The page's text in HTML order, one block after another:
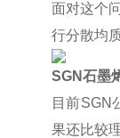
面对这个
行分散均
SGN石墨
目前SGN
果还比较